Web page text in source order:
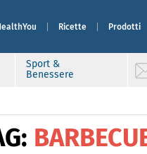
Ricette Prodotti
Sport &
Benessere